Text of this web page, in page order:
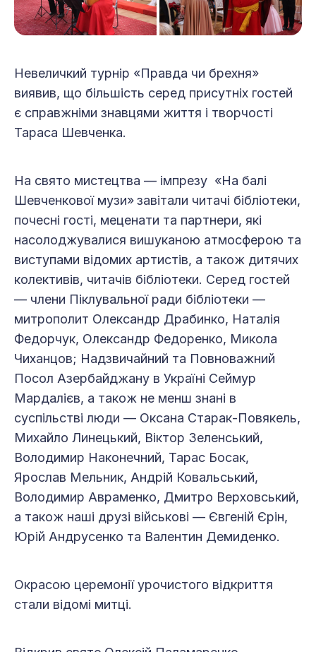
Невеличкий турнір «Правда чи брехня»
виявив, що більшість серед присутніх гостей
є справжніми знавцями життя і творчості
Тараса Шевченка.
На свято мистецтва — імпрезу «На балі
Шевченкової музи»завітали читачі бібліотеки,
почесні гості, меценати та партнери, які
насолоджувалися вишуканою атмосферою та
виступами відомих артистів, а також дитячих
колективів, читачів бібліотеки. Серед гостей
— члени Піклувальної ради бібліотеки —
митрополит Олександр Драбинко, Наталія
Федорчук, Олександр Федоренко, Микола
Чиханцов; Надзвичайний та Повноважний
Посол Азербайджану в Україні Сеймур
Мардалієв, а також не менш знані в
суспільстві люди — Оксана Старак-Повякель,
Михайло Линецький, Віктор Зеленський,
Володимир Наконечний, Тарас Босак,
Ярослав Мельник, Андрій Ковальський,
Володимир Авраменко, Дмитро Верховський,
а також наші друзі військові — Євгеній Єрін,
Юрій Андрусенко та Валентин Демиденко.
Окрасою церемонії урочистого відкриття
стали відомі митці.